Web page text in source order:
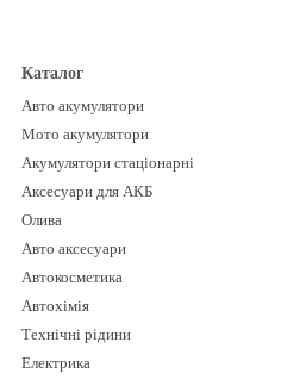
Каталог
Авто акумулятори
Мото акумулятори
Акумулятори стаціонарні
Аксесуари для АКБ
Олива
Авто аксесуари
Автокосметика
Автохімія
Технічні рідини
Електрика